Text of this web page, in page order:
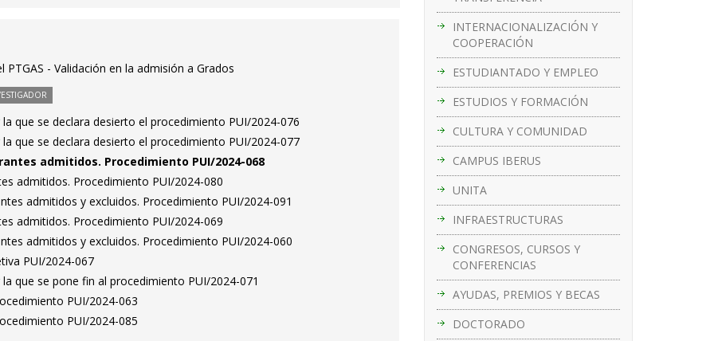
INTERNACIONALIZACIÓN Y
COOPERACIÓN
ESTUDIANTADO Y EMPLEO
ESTUDIOS Y FORMACIÓN
CULTURA Y COMUNIDAD
CAMPUS IBERUS
UNITA
INFRAESTRUCTURAS
CONGRESOS, CURSOS Y
CONFERENCIAS
AYUDAS, PREMIOS Y BECAS
DOCTORADO
- Validación en la admisión a Grados
que se declara desierto el procedimiento PUI/2024-076
que se declara desierto el procedimiento PUI/2024-077
admitidos. Procedimiento PUI/2024-068
admitidos. Procedimiento PUI/2024-080
admitidos y excluidos. Procedimiento PUI/2024-091
admitidos. Procedimiento PUI/2024-069
admitidos y excluidos. Procedimiento PUI/2024-060
PUI/2024-067
que se pone fin al procedimiento PUI/2024-071
PUI/2024-063
PUI/2024-085